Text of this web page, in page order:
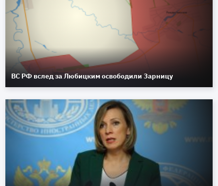
ВС РФ вслед за Любицким освободили Зарницу